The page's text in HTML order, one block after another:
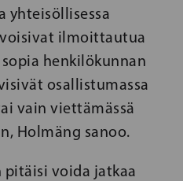
yhteisöllisessa
voisivat ilmoittautua
henkilökunnan
osallistumassa
vain viettämässä
Holmäng sanoo.
pitäisi voida jatkaa